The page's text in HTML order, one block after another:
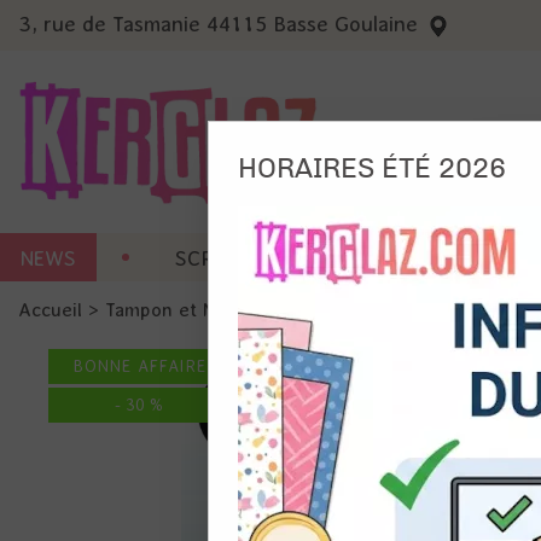
3, rue de Tasmanie 44115 Basse Goulaine
NEWS SCRAP CARTERIE MACHINES
Accueil > Tampon et Mask-Pochoir Tampon -
BONNE AFFAIRE
- 30 %
Ils
et du
précises
Si vous
de la
HORAIRES ÉTÉ 2026